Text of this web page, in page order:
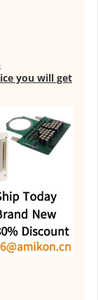
you will get